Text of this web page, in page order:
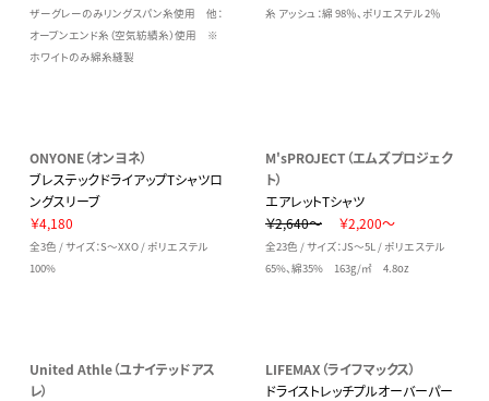
ザーグレーのみリングスパン糸使用 他：
オープンエンド糸（空気紡績糸）使用 ※
ホワイトのみ綿糸縫製
糸 アッシュ：綿 98％、ポリエステル 2％
ONYONE（オンヨネ）
ブレステックドライアップTシャツロ
ングスリーブ
￥4,180
全3色 / サイズ：S～XXO / ポリエステル
100%
M'sPROJECT（エムズプロジェク
ト）
エアレットTシャツ
￥2,640～
￥2,200～
全23色 / サイズ：JS～5L / ポリエステル
65%、綿35% 163g/㎡ 4.8oz
United Athle（ユナイテッドアス
レ）
LIFEMAX（ライフマックス）
ドライストレッチプルオーバーパー